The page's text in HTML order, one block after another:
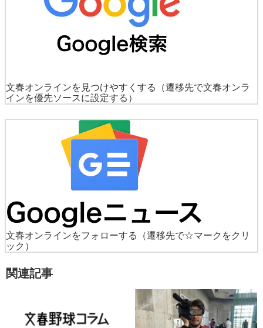
文春オンラインを見つけやすくする
（遷移先で文春オンラ
インを優先ソースに設定する）
文春オンラインをフォローする
（遷移先で☆マークをクリ
ック）
関連記事